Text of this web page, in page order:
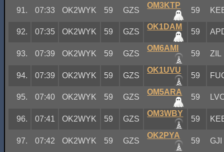
91. 07:33 OK2WYK 59 GZS
OM3KTP
59
92. 07:35 OK2WYK 59 GZS
OK1DAM
59
93. 07:39 OK2WYK 59 GZS
OM6AMI
59 ZIL
94. 07:39 OK2WYK 59 GZS
OK1UVU
59
95. 07:40 OK2WYK 59 GZS
OM5ARA
59
96. 07:41 OK2WYK 59 GZS
OM3WBY
59
97. 07:42 OK2WYK 59 GZS
OK2PYA
59 GJI